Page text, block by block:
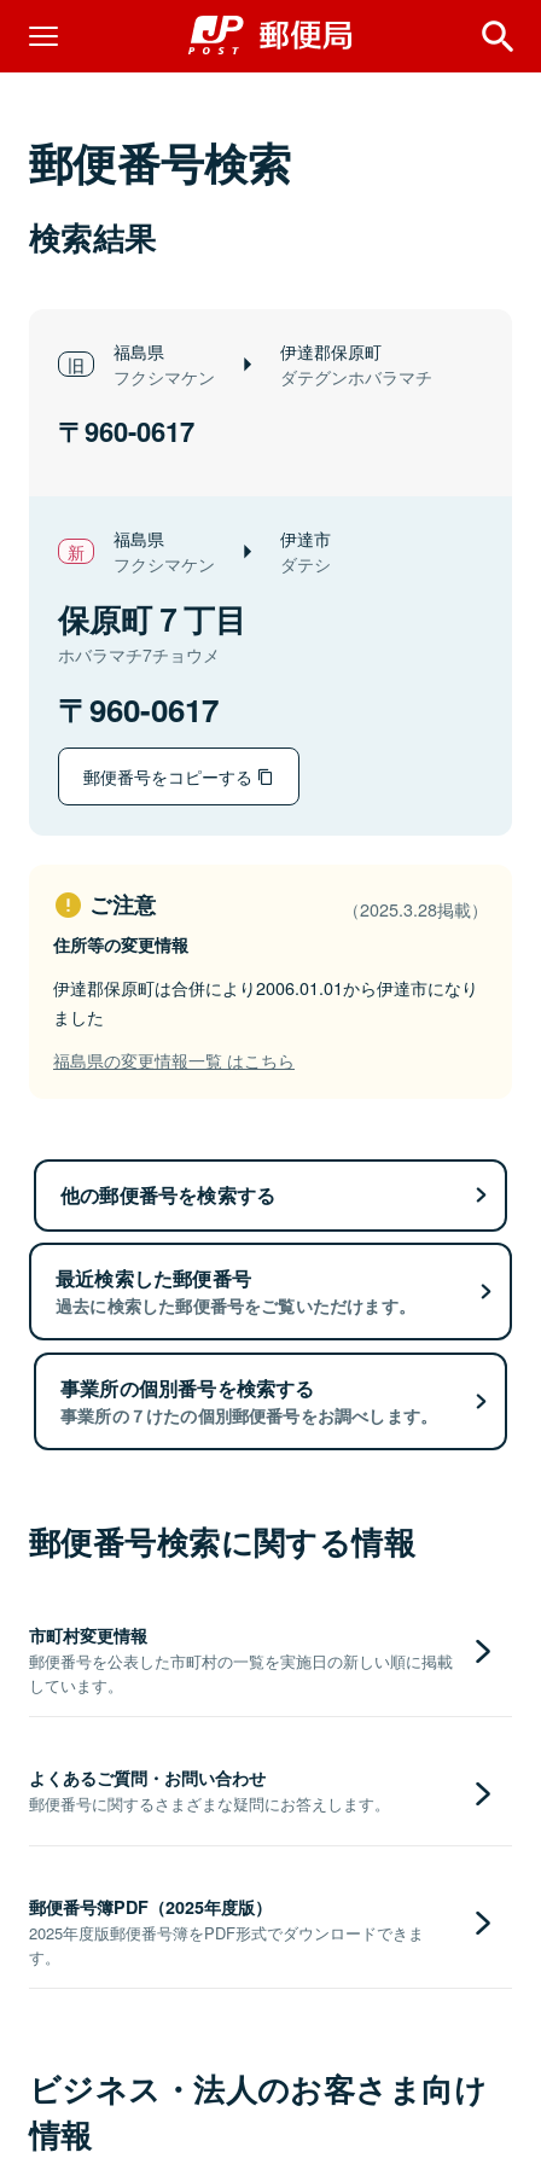
郵便番号検索
検索結果
福島県
フクシマケン
伊達郡保原町
ダテグンホバラマチ
960-0617
福島県
フクシマケン
伊達市
ダテシ
保原町７丁目
ホバラマチ7チョウメ
960-0617
郵便番号をコピーする
ご注意 （2025.3.28掲載）
住所等の変更情報
伊達郡保原町は合併により2006.01.01から伊達市になり
ました
福島県の変更情報一覧 はこちら
他の郵便番号を検索する
最近検索した郵便番号
過去に検索した郵便番号をご覧いただけます。
事業所の個別番号を検索する
事業所の７けたの個別郵便番号をお調べします。
郵便番号検索に関する情報
市町村変更情報
郵便番号を公表した市町村の一覧を実施日の新しい順に掲載
しています。
よくあるご質問・お問い合わせ
郵便番号に関するさまざまな疑問にお答えします。
郵便番号簿PDF（2025年度版）
2025年度版郵便番号簿をPDF形式でダウンロードできま
す。
ビジネス・法人のお客さま向け
情報